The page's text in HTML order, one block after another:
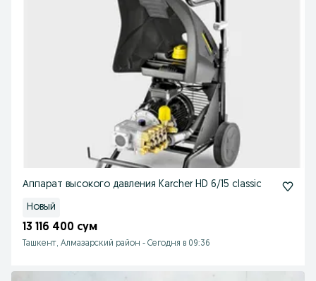
Аппарат высокого давления Karcher HD 6/15 classic
Новый
13 116 400 сум
Ташкент, Алмазарский район - Сегодня в 09:36